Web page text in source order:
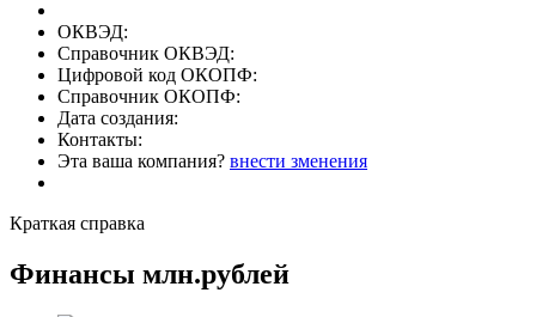
ОКВЭД:
Справочник ОКВЭД:
Цифровой код ОКОПФ:
Справочник ОКОПФ:
Дата создания:
Контакты:
Эта ваша компания? внести зменения
Краткая справка
Финансы млн.рублей